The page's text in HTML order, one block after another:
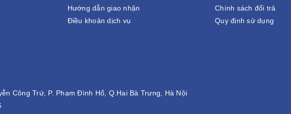
Hướng dẫn giao nhận
Điều khoản dịch vụ
Chính sách đổi trả
Quy định sử dụng
Công Trứ, P. Phạm Đình Hổ, Q.Hai Bà Trưng, Hà Nội